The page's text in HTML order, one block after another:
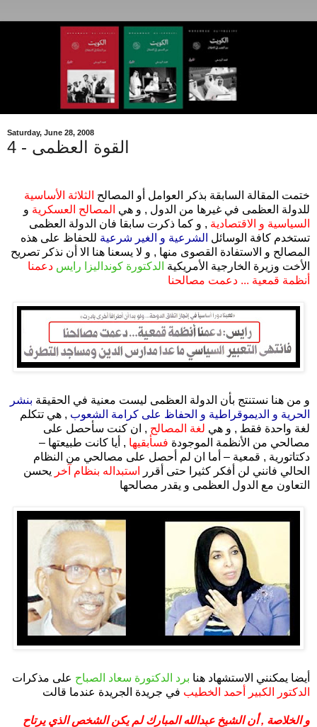
Saturday, June 28, 2008
القوة العظمى - 4
ختمت المقالة السابقة بذكر العوامل أو المصالح الثلاثة الأساسية
للدولة العظمى في غيرها من الدول , و هي المصالح العسكرية و
السياسية و الاقتصادية , و كما ذكرت سابقا فان الدولة العظمى
تستخدم كافة الوسائل الشرعية و الغير شرعية للحفاظ على هذه
المصالح و الاستفادة القصوى منها , و لا يسعنا هنا الا أن نذكر تصريح
الأخت وزيرة الخارجية الأمريكية الدكتورة كونداليزا رايس دعمنا
أنظمة قمعية ... دعمت مصالحنا
و من هنا نستنتج بأن الدولة العظمى ليست معنية في الحقيقة بنشر
الحرية و الديموقراطية و الحفاظ على كرامة الشعوب , هي تتكلم
لغة واحدة فقط , و هي لغة المصالح , ان كنت سأحصل على
مصالحي من الأنظمة الموجودة فسأبقيها , أيا كانت طبيعتها –
دكتاتورية , قمعية – أما ان لم أحصل على مصالحي من النظام
الحالي فانني لن أفكر كثيرا حتى أقرر
استبداله بنظام آخر يحسن
التعاون مع الدول العظمى و يقدر مصالحها
أيضا يمكنني الاستشهاد هنا برد الدكتورة سعاد الصباح على مذكرات
الدكتور الكبير أحمد الخطيب في جريدة الجريدة عندما قالت
و الخلاصة , أن الشيخ عبدالله المبارك لم يكن الشخص الذي يرتاح